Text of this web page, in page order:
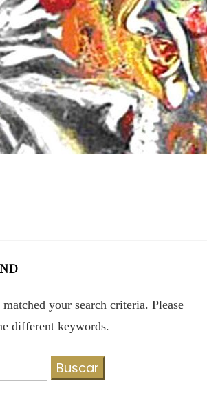
your search criteria. Please
different keywords.